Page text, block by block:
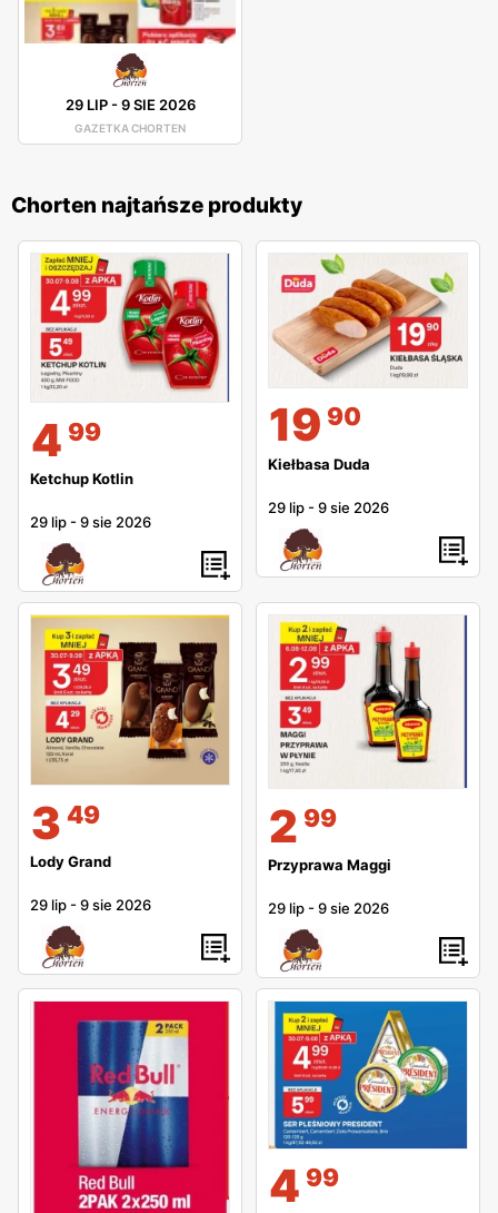
29 LIP-9 SIE 2026
GAZETKA CHORTEN
Chorten najtańsze produkty
4 99
Ketchup Kotlin
29 lip -9 sie 2026
19 90
Kiełbasa Duda
29 lip -9 sie 2026
3 49
Lody Grand
29 lip -9 sie 2026
2 99
Przyprawa Maggi
29 lip -9 sie 2026
4 99